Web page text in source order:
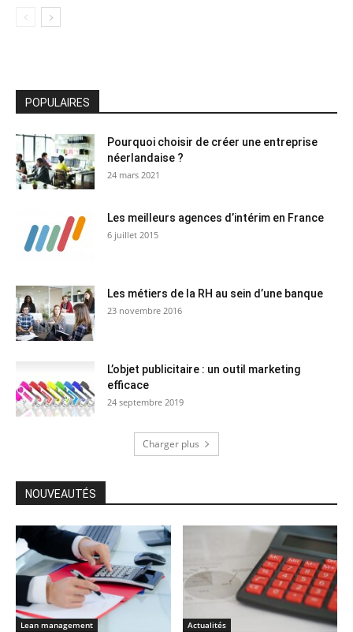
POPULAIRES
Pourquoi choisir de créer une entreprise
néerlandaise ?
24 mars 2021
Les meilleurs agences d’intérim en France
6 juillet 2015
Les métiers de la RH au sein d’une banque
23 novembre 2016
L’objet publicitaire : un outil marketing
efficace
24 septembre 2019
Charger plus
NOUVEAUTÉS
Lean management Actualités